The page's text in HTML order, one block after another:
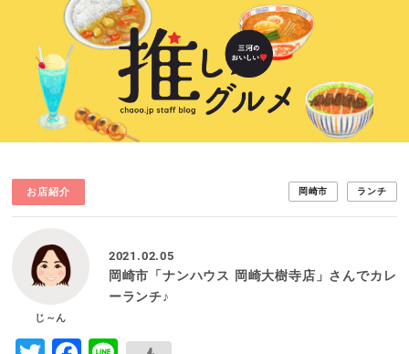
お店紹介 岡崎市 ランチ
じ～ん
2021.02.05
岡崎市「ナンハウス 岡崎大樹寺店」さんでカレ
ーランチ♪